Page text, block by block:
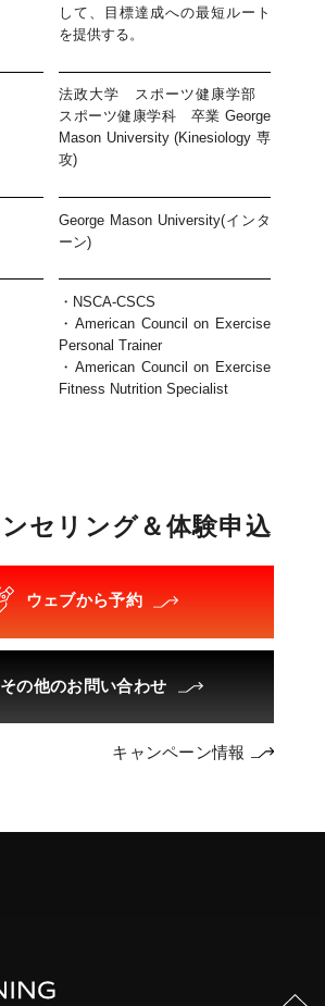
して、目標達成への最短ルート
を提供する。
法政大学 スポーツ健康学部
スポーツ健康学科 卒業 George
Mason University (Kinesiology 専
攻)
George Mason University(インタ
ーン)
・NSCA-CSCS
・American Council on Exercise
Personal Trainer
・American Council on Exercise
Fitness Nutrition Specialist
ンセ リ ング＆体験申込
ウェブから予約
その他のお問い合わせ
キャンペーン情報